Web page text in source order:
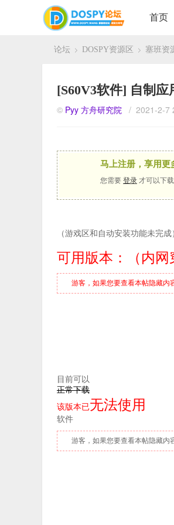
首页
论坛 DOSPY资源区 塞班资
[S60V3软件] 自制应
© Pyy 方舟研究院 / 2021-2-7
马上注册，享用更
您需要 登录 才可以下
（游戏区和自动安装功能未完
可用版本：（内网
游客，如果您要查看本帖隐藏内
目前可以
正常下载
该版本已无法使用
软件
游客，如果您要查看本帖隐藏内